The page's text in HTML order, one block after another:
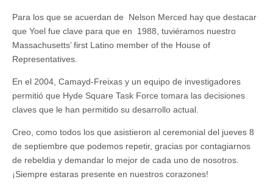
Para los que se acuerdan de Nelson Merced hay que destacar
que Yoel fue clave para que en 1988, tuviéramos nuestro
Massachusetts’ first Latino member of the House of
Representatives.
En el 2004, Camayd-Freixas y un equipo de investigadores
permitió que Hyde Square Task Force tomara las decisiones
claves que le han permitido su desarrollo actual.
Creo, como todos los que asistieron al ceremonial del jueves 8
de septiembre que podemos repetir, gracias por contagiarnos
de rebeldia y demandar lo mejor de cada uno de nosotros.
¡Siempre estaras presente en nuestros corazones!